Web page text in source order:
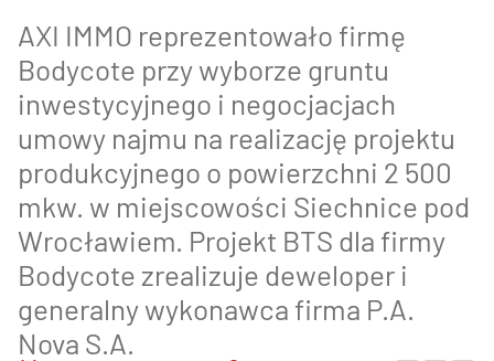
AXI IMMO reprezentowało firmę
Bodycote przy wyborze gruntu
inwestycyjnego i negocjacjach
umowy najmu na realizację projektu
produkcyjnego o powierzchni 2 500
mkw. w miejscowości Siechnice pod
Wrocławiem. Projekt BTS dla firmy
Bodycote zrealizuje deweloper i
generalny wykonawca firma P.A.
Nova S.A.